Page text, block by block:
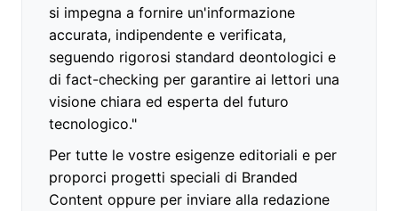
si impegna a fornire un'informazione
accurata, indipendente e verificata,
seguendo rigorosi standard deontologici e
di fact-checking per garantire ai lettori una
visione chiara ed esperta del futuro
tecnologico."
Per tutte le vostre esigenze editoriali e per
proporci progetti speciali di Branded
Content oppure per inviare alla redazione